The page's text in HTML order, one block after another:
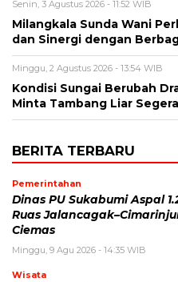
Senin, 3 Agustus 2026 - 11:52 WIB
Milangkala Sunda Wani
dan Sinergi dengan
Minggu, 2 Agustus 2026 - 13:54 WIB
Kondisi Sungai Berubah
Minta Tambang Liar
BERITA TERBARU
Pemerintahan
Dinas PU Sukabumi Aspal
Ruas
Ciemas
Minggu, 9 Agu 2026 - 14:35 WIB
Wisata